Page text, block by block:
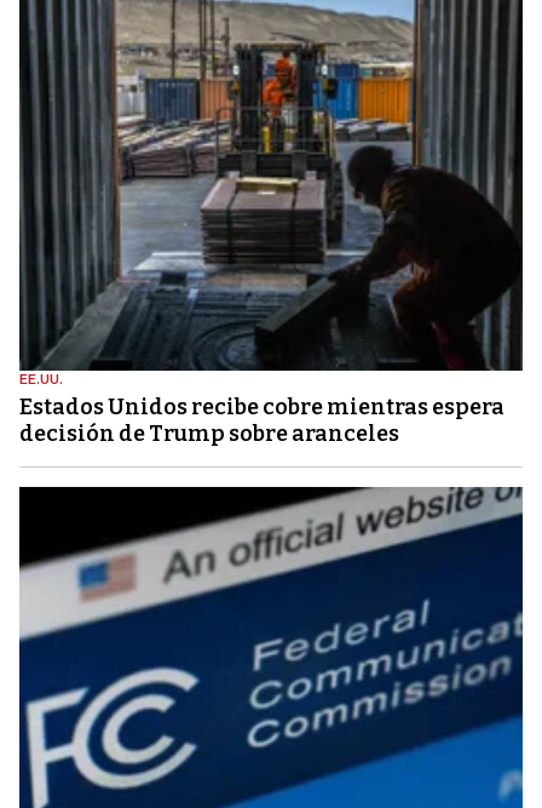
EE.UU.
Estados Unidos recibe cobre mientras espera
decisión de Trump sobre aranceles